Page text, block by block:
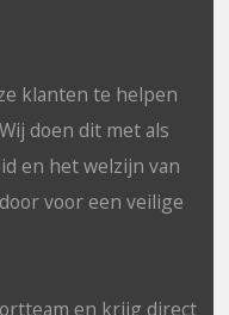
klanten te helpen
doen dit met als
en het welzijn van
voor een veilige
en krijg direct